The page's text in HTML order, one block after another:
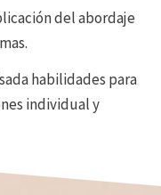
del abordaje
habilidades para
individual y